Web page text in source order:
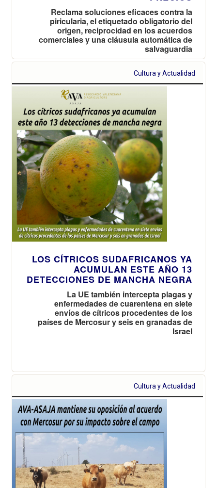
Reclama soluciones eficaces contra la
piricularia, el etiquetado obligatorio del
origen, reciprocidad en los acuerdos
comerciales y una cláusula automática de
salvaguardia
Cultura y Actualidad
LOS CÍTRICOS SUDAFRICANOS YA
ACUMULAN ESTE AÑO 13
DETECCIONES DE MANCHA NEGRA
La UE también intercepta plagas y
enfermedades de cuarentena en siete
envíos de cítricos procedentes de los
países de Mercosur y seis en granadas de
Israel
Cultura y Actualidad